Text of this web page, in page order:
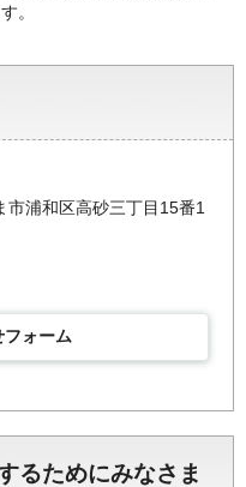
。
浦和区高砂三丁目15番1
フォーム
るためにみなさま